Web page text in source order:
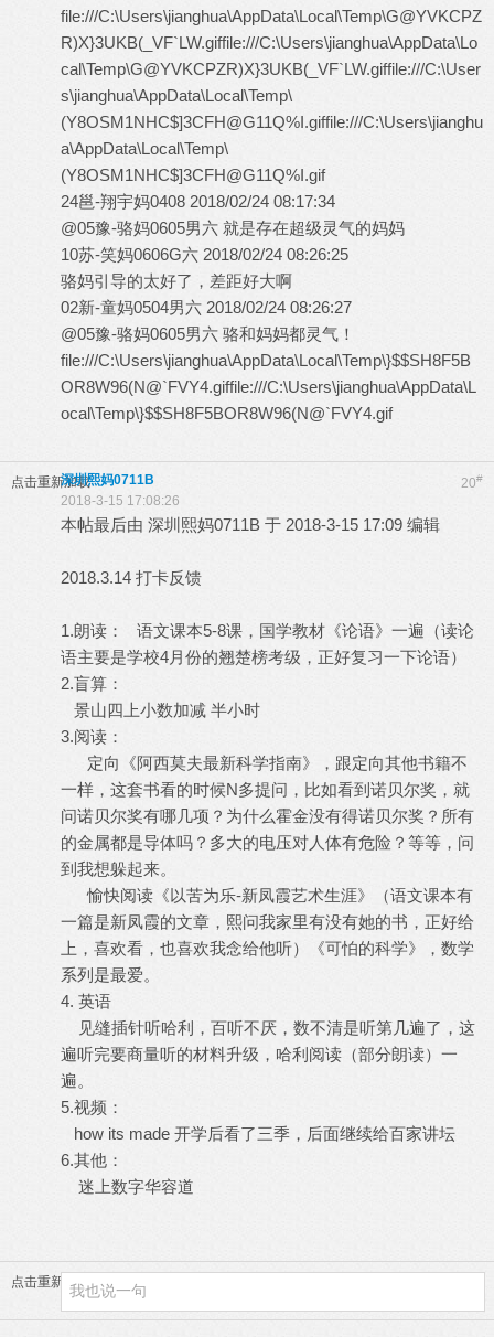
file:///C:\Users\jianghua\AppData\Local\Temp\G@YVKCPZ
R)X}3UKB(_VF`LW.giffile:///C:\Users\jianghua\AppData\Lo
cal\Temp\G@YVKCPZR)X}3UKB(_VF`LW.giffile:///C:\User
s\jianghua\AppData\Local\Temp\
(Y8OSM1NHC$]3CFH@G11Q%I.giffile:///C:\Users\jianghu
a\AppData\Local\Temp\
(Y8OSM1NHC$]3CFH@G11Q%I.gif
24邕-翔宇妈0408 2018/02/24 08:17:34
@05豫-骆妈0605男六 就是存在超级灵气的妈妈
10苏-笑妈0606G六 2018/02/24 08:26:25
骆妈引导的太好了，差距好大啊
02新-童妈0504男六 2018/02/24 08:26:27
@05豫-骆妈0605男六 骆和妈妈都灵气！
file:///C:\Users\jianghua\AppData\Local\Temp\}$$SH8F5B
OR8W96(N@`FVY4.giffile:///C:\Users\jianghua\AppData\L
ocal\Temp\}$$SH8F5BOR8W96(N@`FVY4.gif
点击重新加载 20#
深圳熙妈0711B
2018-3-15 17:08:26
本帖最后由 深圳熙妈0711B 于 2018-3-15 17:09 编辑
2018.3.14 打卡反馈
1.朗读： 语文课本5-8课，国学教材《论语》一遍（读论
语主要是学校4月份的翘楚榜考级，正好复习一下论语）
2.盲算：
景山四上小数加减 半小时
3.阅读：
定向《阿西莫夫最新科学指南》，跟定向其他书籍不
一样，这套书看的时候N多提问，比如看到诺贝尔奖，就
问诺贝尔奖有哪几项？为什么霍金没有得诺贝尔奖？所有
的金属都是导体吗？多大的电压对人体有危险？等等，问
到我想躲起来。
愉快阅读《以苦为乐-新凤霞艺术生涯》（语文课本有
一篇是新凤霞的文章，熙问我家里有没有她的书，正好给
上，喜欢看，也喜欢我念给他听）《可怕的科学》，数学
系列是最爱。
4. 英语
见缝插针听哈利，百听不厌，数不清是听第几遍了，这
遍听完要商量听的材料升级，哈利阅读（部分朗读）一
遍。
5.视频：
how its made 开学后看了三季，后面继续给百家讲坛
6.其他：
迷上数字华容道
点击重新加载